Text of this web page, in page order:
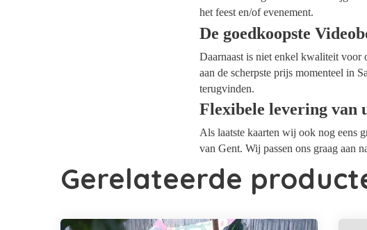
het feest en/of evenement.
De goedkoopste
Daarnaast is niet enkel kwaliteit voor
aan de scherpste prijs momenteel in
terugvinden.
Flexibele levering van
Als laatste kaarten wij ook nog eens
van Gent. Wij passen ons graag aan
Gerelateerde